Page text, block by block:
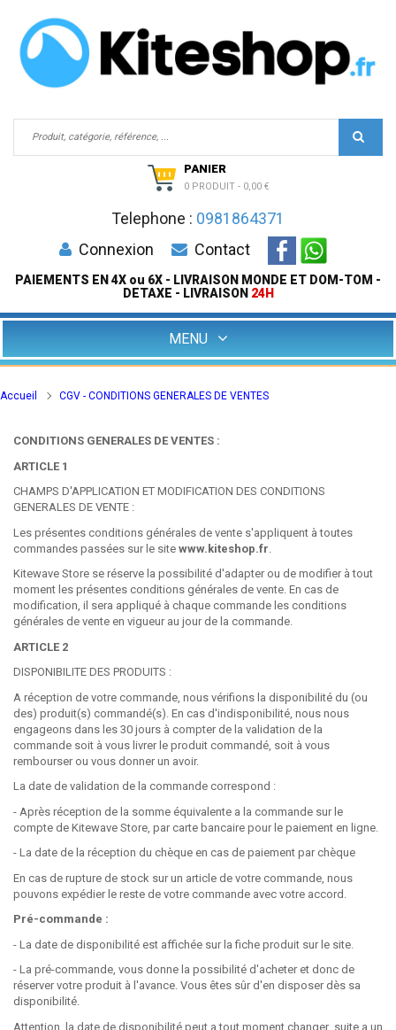
PANIER
0 PRODUIT - 0,00 €
Telephone : 0981864371
Connexion
Contact
PAIEMENTS EN 4X ou 6X - LIVRAISON MONDE ET DOM-TOM -
DETAXE - LIVRAISON 24H
MENU
Accueil CGV - CONDITIONS GENERALES DE VENTES
CONDITIONS GENERALES DE VENTES :
ARTICLE 1
CHAMPS D'APPLICATION ET MODIFICATION DES CONDITIONS
GENERALES DE VENTE :
Les présentes conditions générales de vente s'appliquent à toutes
commandes passées sur le site www.kiteshop.fr
Kitewave Store se réserve la possibilité d'adapter ou de modifier à tout
moment les présentes conditions générales de vente. En cas de
modification, il sera appliqué à chaque commande les conditions
générales de vente en vigueur au jour de la commande.
ARTICLE 2
DISPONIBILITE DES PRODUITS :
A réception de votre commande, nous vérifions la disponibilité du (ou
des) produit(s) commandé(s). En cas d'indisponibilité, nous nous
engageons dans les 30 jours à compter de la validation de la
commande soit à vous livrer le produit commandé, soit à vous
rembourser ou vous donner un avoir.
La date de validation de la commande correspond :
- Après réception de la somme équivalente a la commande sur le
compte de Kitewave Store, par carte bancaire pour le paiement en ligne.
- La date de la réception du chèque en cas de paiement par chèque
En cas de rupture de stock sur un article de votre commande, nous
pouvons expédier le reste de votre commande avec votre accord.
Pré-commande :
- La date de disponibilité est affichée sur la fiche produit sur le site.
- La pré-commande, vous donne la possibilité d'acheter et donc de
réserver votre produit à l'avance. Vous êtes sûr d'en disposer dès sa
disponibilité.
Attention, la date de disponibilité peut a tout moment changer ,suite a un